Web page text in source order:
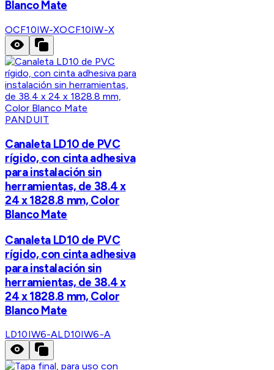
Blanco Mate
OCF10IW-XOCF10IW-X
PANDUIT
Canaleta LD10 de PVC
rígido, con cinta adhesiva
para instalación sin
herramientas, de 38.4 x
24 x 1828.8 mm, Color
Blanco Mate
Canaleta LD10 de PVC
rígido, con cinta adhesiva
para instalación sin
herramientas, de 38.4 x
24 x 1828.8 mm, Color
Blanco Mate
LD10IW6-ALD10IW6-A